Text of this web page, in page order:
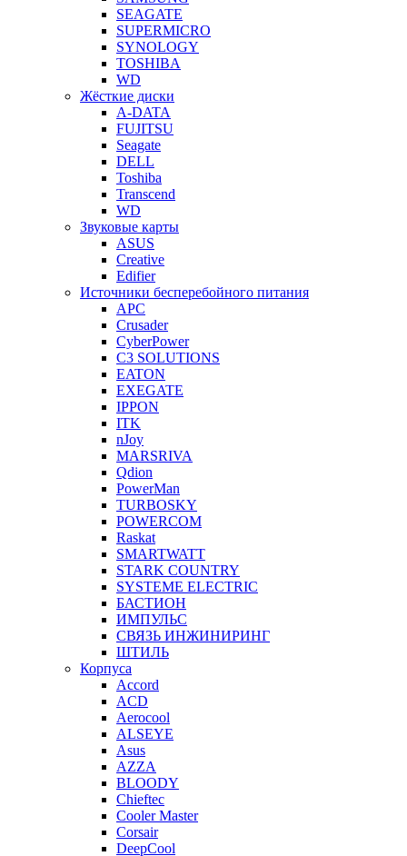
SEAGATE
SUPERMICRO
SYNOLOGY
TOSHIBA
WD
Жёсткие диски
A-DATA
FUJITSU
Seagate
DELL
Toshiba
Transcend
WD
Звуковые карты
ASUS
Creative
Edifier
Источники бесперебойного питания
APC
Crusader
CyberPower
C3 SOLUTIONS
EATON
EXEGATE
IPPON
ITK
nJoy
MARSRIVA
Qdion
PowerMan
TURBOSKY
POWERCOM
Raskat
SMARTWATT
STARK COUNTRY
SYSTEME ELECTRIC
БАСТИОН
ИМПУЛЬС
СВЯЗЬ ИНЖИНИРИНГ
ШТИЛЬ
Корпуса
Accord
ACD
Aerocool
ALSEYE
Asus
AZZA
BLOODY
Chieftec
Cooler Master
Corsair
DeepCool